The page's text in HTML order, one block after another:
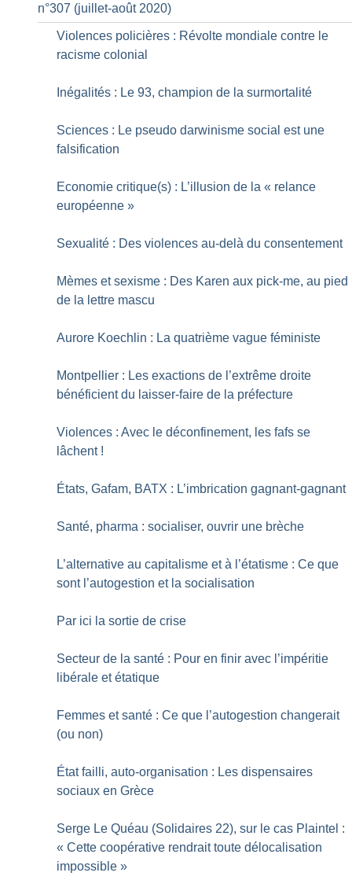
n°307 (juillet-août 2020)
Violences policières : Révolte mondiale contre le
racisme colonial
Inégalités : Le 93, champion de la surmortalité
Sciences : Le pseudo darwinisme social est une
falsification
Economie critique(s) : L’illusion de la « relance
européenne »
Sexualité : Des violences au-delà du consentement
Mèmes et sexisme : Des Karen aux pick-me, au pied
de la lettre mascu
Aurore Koechlin : La quatrième vague féministe
Montpellier : Les exactions de l’extrême droite
bénéficient du laisser-faire de la préfecture
Violences : Avec le déconfinement, les fafs se
lâchent !
États, Gafam, BATX : L’imbrication gagnant-gagnant
Santé, pharma : socialiser, ouvrir une brèche
L’alternative au capitalisme et à l’étatisme : Ce que
sont l’autogestion et la socialisation
Par ici la sortie de crise
Secteur de la santé : Pour en finir avec l’impéritie
libérale et étatique
Femmes et santé : Ce que l’autogestion changerait
(ou non)
État failli, auto-organisation : Les dispensaires
sociaux en Grèce
Serge Le Quéau (Solidaires 22), sur le cas Plaintel :
« Cette coopérative rendrait toute délocalisation
impossible »